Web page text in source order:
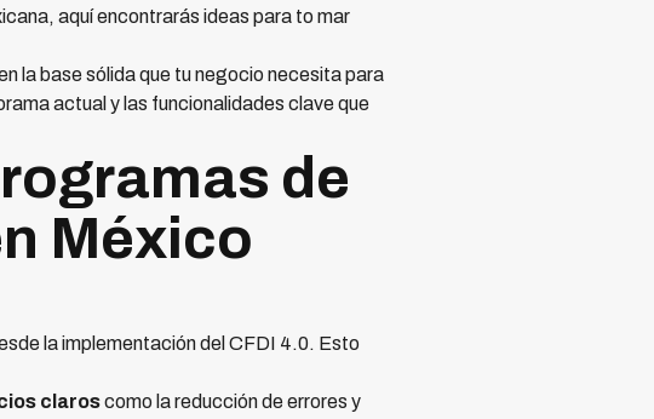
aquí encontrarás ideas para to mar
la base sólida que tu negocio necesita para
actual y las funcionalidades clave que
de
México
la implementación del CFDI 4.0. Esto
claroscomo la reducción de errores y